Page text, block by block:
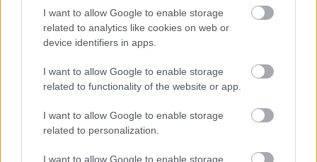
I want to allow Google to enable storage
related to analytics like cookies on web or
device identifiers in apps.
I want to allow Google to enable storage
related to functionality of the website or app.
I want to allow Google to enable storage
related to personalization.
I want to allow Google to enable storage
Andrine gjorde ingen feil, og på slutten var sølvet
aldri truet.
Resultatene finner du